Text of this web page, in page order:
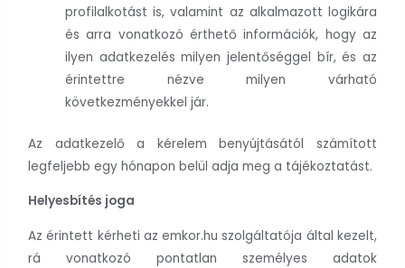
profilalkotást is, valamint az alkalmazott logikára
és arra vonatkozó érthető információk, hogy az
ilyen adatkezelés milyen jelentőséggel bír, és az
érintettre nézve milyen várható
következményekkel jár.
Az adatkezelő a kérelem benyújtásától számított
legfeljebb egy hónapon belül adja meg a tájékoztatást.
Helyesbítés joga
Az érintett kérheti az emkor.hu szolgáltatója által kezelt,
rá vonatkozó pontatlan személyes adatok